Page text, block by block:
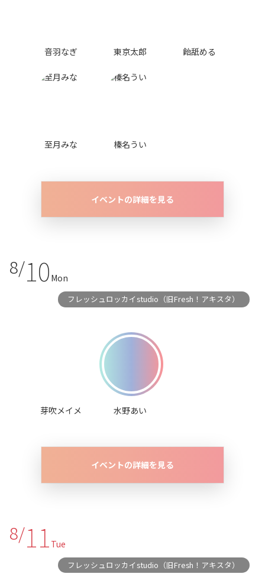
音羽なぎ 東京太郎 飴舐める
至月みな 榛名うい
イベントの詳細を見る
8/10 Mon
フレッシュロッカイstudio（旧Fresh！アキスタ）
芽吹メイメ 水野あい
イベントの詳細を見る
8/11 Tue
フレッシュロッカイstudio（旧Fresh！アキスタ）